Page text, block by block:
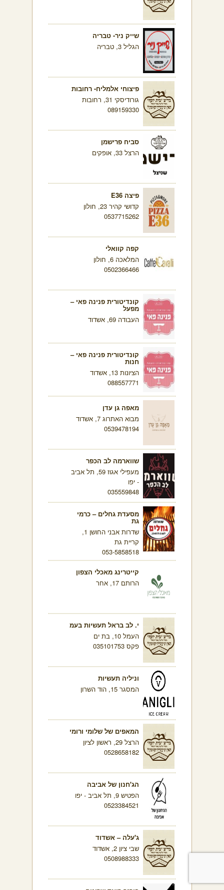
שייק ניר- טבריה
הגליל 3, טבריה
פיצוחי אלמליח- רחובות
גורודיסקי 31, רחובות
089159330
סביח פרישמן
הרצל 33, אופקים
פיצה E36
קדושי קהיר 23, חולון
0537715262
קפה קוואלי
המלאכה 6, חולון
0502366466
קונדיטורית פנינה פאי –
מפעל
העבודה 69, אשדוד
קונדיטורית פנינה פאי –
חנות
הציונות 13, אשדוד
088557771
מאפה גן עדן
מבוא האתרוג 7, אשדוד
0539478194
שווארמה לב הכפר
מעפילי אגוז 59, תל אביב
- יפו
035559848
מסעדת גחלים – כרמי
גת
שדרות אבני החושן 1,
קריית גת
053-5858518
קייטרינג מאכלי הצפון
הרותם 17, אחר
י. לב בראל תעשיות בעמ
העמל 10, בת ים
פקס 035101753
וניליה תעשיות
המסגר 15, הוד השרון
המאפים של שלומי ורומי
הרצל 29, ראשון לציון
0528658182
הג'חנון של אביבה
הפטיש 9, תל אביב - יפו
0523384521
ג'עלה – אשדוד
שבי ציון 2, אשדוד
0508988333